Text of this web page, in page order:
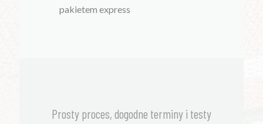
pakietem express
Prosty proces, dogodne terminy i testy